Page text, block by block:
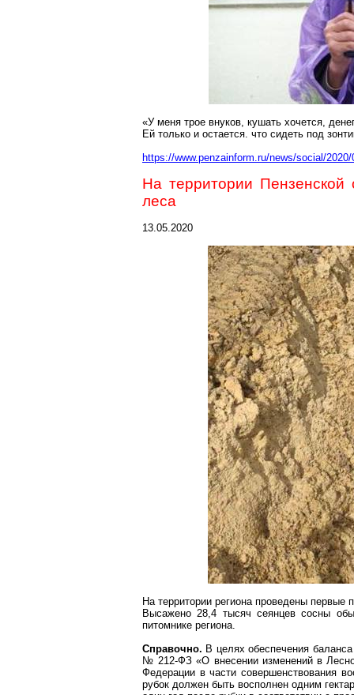
«У меня трое внуков, кушать хочется,
Ей только и остается. что сидеть под
https://www.penzainform.ru/news/social/
На территории
леса
13.05.2020
На территории региона проведены первые
Высажено 28,4 тысяч сеянцев сосны
питомнике региона.
Справочно. В целях обеспечения
№ 212-ФЗ «О внесении изменений в
Федерации в части совершенствования
рубок должен быть восполнен одним